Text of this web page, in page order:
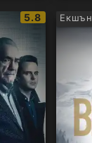
IMDb
рейтинг:
5.8 Екшън